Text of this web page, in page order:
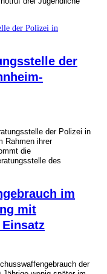
der
der Polizei in
Rahmen ihrer
die
des
im
mit
der